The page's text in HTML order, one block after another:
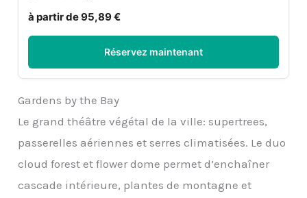
à partir de 95,89 €
Réservez maintenant
Gardens by the Bay
Le grand théâtre végétal de la ville: supertrees,
passerelles aériennes et serres climatisées. Le duo
cloud forest et flower dome permet d’enchaîner
cascade intérieure, plantes de montagne et